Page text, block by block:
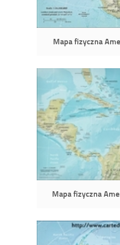
Mapa fizyczna
Mapa fizyczna